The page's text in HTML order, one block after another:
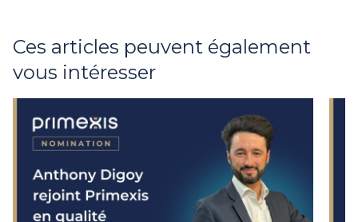
Ces articles peuvent également
vous intéresser